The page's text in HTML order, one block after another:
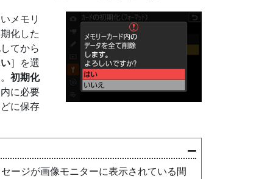
メモリ
化した
てから
］を選
初期化
に必要
に保存
ージが画像モニターに表示されている間